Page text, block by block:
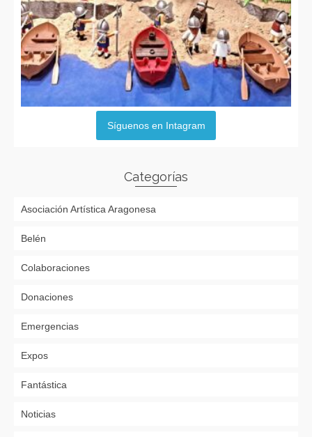
Síguenos en Intagram
Categorías
Asociación Artística Aragonesa
Belén
Colaboraciones
Donaciones
Emergencias
Expos
Fantástica
Noticias